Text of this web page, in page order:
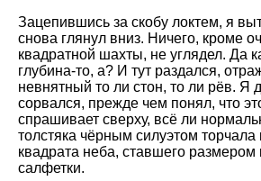
Зацепившись за скобу локтем, я
снова глянул вниз. Ничего, кроме
квадратной шахты, не углядел. Да
глубина-то, а? И тут раздался,
невнятный то ли стон, то ли рёв. Я
сорвался, прежде чем понял, что
спрашивает сверху, всё ли
толстяка чёрным силуэтом
квадрата неба, ставшего
салфетки.